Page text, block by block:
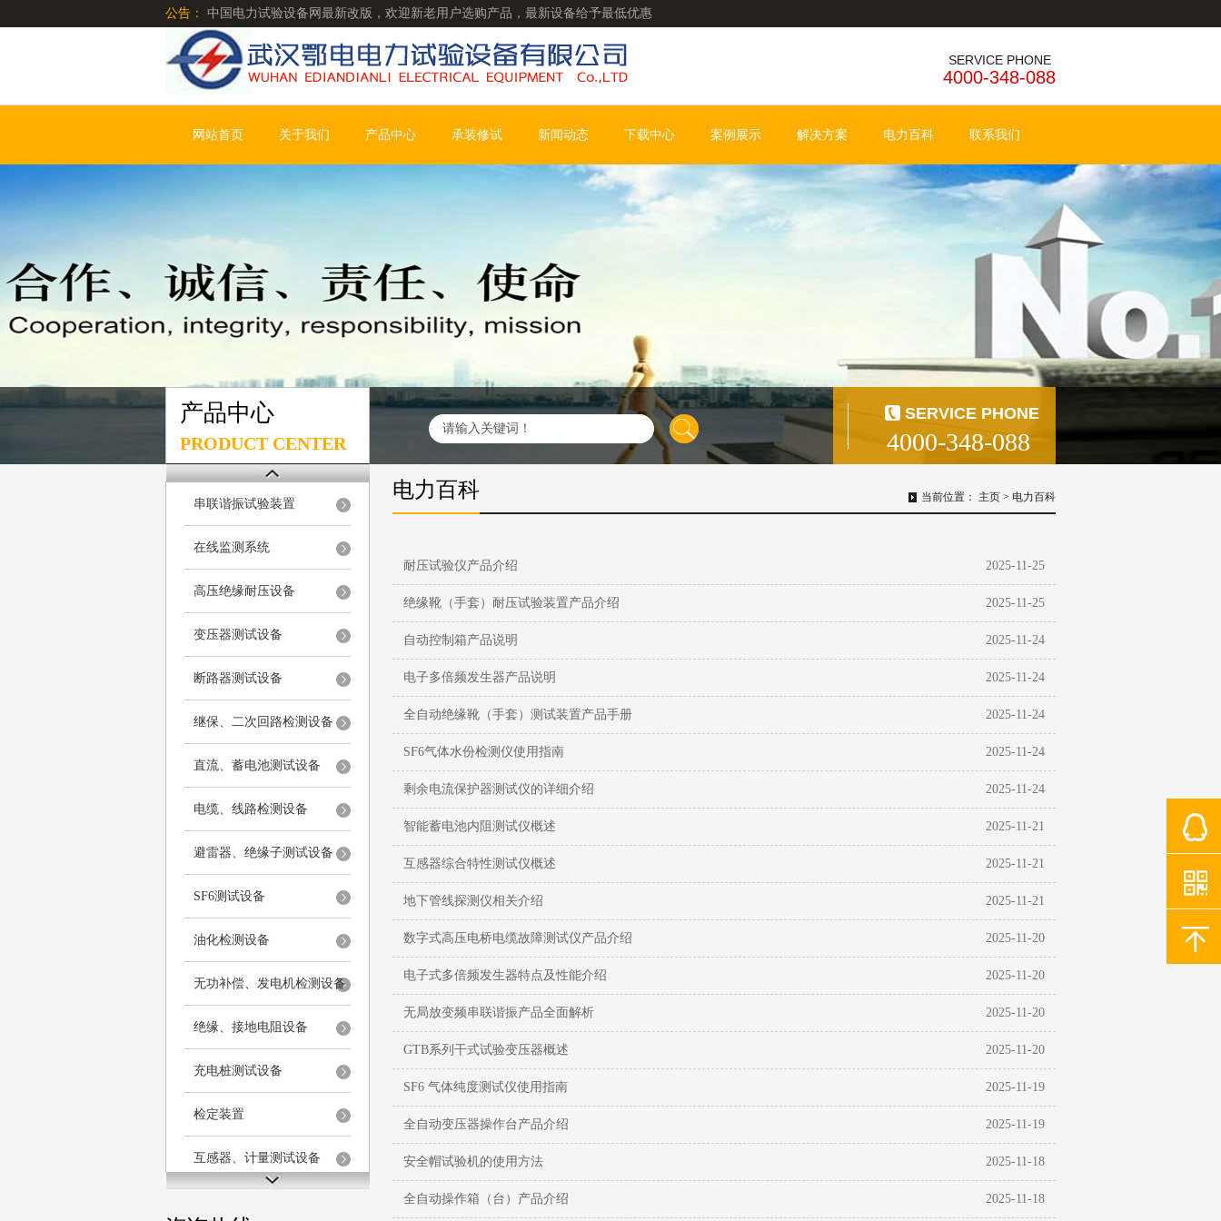
公告： 中国电力试验设备网最新改版，欢迎新老用户选购产品，最新设备给予最低优惠
SERVICE PHONE
4000-348-088
网站首页 关于我们 产品中心 承装修试 新闻动态 下载中心 案例展示 解决方案 电力百科 联系我们
产品中心
PRODUCT CENTER
SERVICE PHONE
4000-348-088
串联谐振试验装置
在线监测系统
高压绝缘耐压设备
变压器测试设备
断路器测试设备
继保、二次回路检测设备
直流、蓄电池测试设备
电缆、线路检测设备
避雷器、绝缘子测试设备
SF6测试设备
油化检测设备
无功补偿、发电机检测设备
绝缘、接地电阻设备
充电桩测试设备
检定装置
互感器、计量测试设备
电力百科 当前位置： 主页 > 电力百科
耐压试验仪产品介绍 2025-11-25
绝缘靴（手套）耐压试验装置产品介绍 2025-11-25
自动控制箱产品说明 2025-11-24
电子多倍频发生器产品说明 2025-11-24
全自动绝缘靴（手套）测试装置产品手册 2025-11-24
SF6气体水份检测仪使用指南 2025-11-24
剩余电流保护器测试仪的详细介绍 2025-11-24
智能蓄电池内阻测试仪概述 2025-11-21
互感器综合特性测试仪概述 2025-11-21
地下管线探测仪相关介绍 2025-11-21
数字式高压电桥电缆故障测试仪产品介绍 2025-11-20
电子式多倍频发生器特点及性能介绍 2025-11-20
无局放变频串联谐振产品全面解析 2025-11-20
GTB系列干式试验变压器概述 2025-11-20
SF6 气体纯度测试仪使用指南 2025-11-19
全自动变压器操作台产品介绍 2025-11-19
安全帽试验机的使用方法 2025-11-18
全自动操作箱（台）产品介绍 2025-11-18